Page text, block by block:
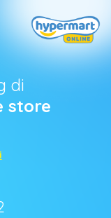
di
store